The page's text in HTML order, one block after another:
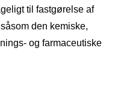
til fastgørelse af
den kemiske,
og farmaceutiske